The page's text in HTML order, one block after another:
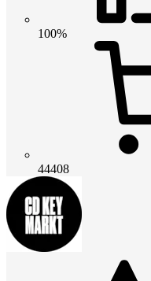
100%
44408